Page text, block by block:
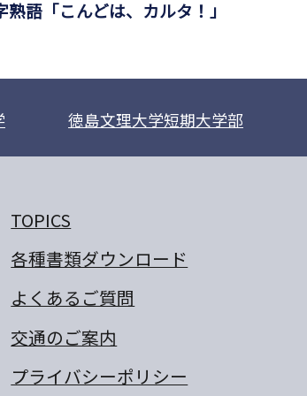
語「こんどは、カルタ！」
徳島文理大学短期大学部
TOPICS
各種書類ダウンロード
よくあるご質問
交通のご案内
プライバシーポリシー